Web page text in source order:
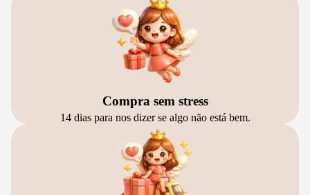
Compra sem stress
14 dias para nos dizer se algo não está bem.